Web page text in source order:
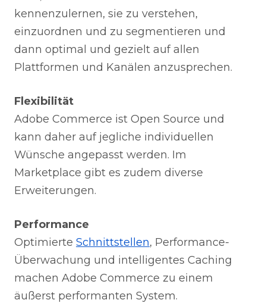
kennenzulernen, sie zu verstehen,
einzuordnen und zu segmentieren und
dann optimal und gezielt auf allen
Plattformen und Kanälen anzusprechen.
Flexibilität
Adobe Commerce ist Open Source und
kann daher auf jegliche individuellen
Wünsche angepasst werden. Im
Marketplace gibt es zudem diverse
Erweiterungen.
Performance
Optimierte Schnittstellen, Performance-
Überwachung und intelligentes Caching
machen Adobe Commerce zu einem
äußerst performanten System.